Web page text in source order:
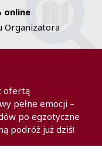
online
Organizatora
ofertą
pełne emocji –
po egzotyczne
podróż już dziś!